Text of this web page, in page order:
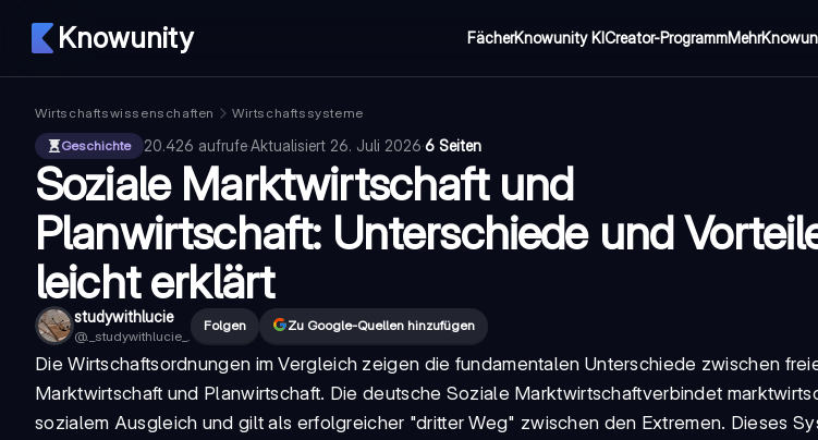
Knowunity FächerKnowunity KICreator-ProgrammMehr
Wirtschaftswissenschaften
Wirtschaftssysteme
Geschichte
20.426 aufrufe·Aktualisiert 26. Juli 2026·6 Seiten
Soziale Marktwirtschaft und
Planwirtschaft: Unterschiede und
leicht erklärt
studywithlucie
@._studywithlucie_.
Folgen Zu Google-Quellen hinzufügen
DieWirtschaftsordnungen im Vergleich zeigen die fundamentalen Unterschiede zwischen
Marktwirtschaft und Planwirtschaft. Die deutsche Soziale Marktwirtschaftverbindet
sozialem Ausgleich und gilt als erfolgreicher "dritter Weg" zwischen den Extremen. Dieses